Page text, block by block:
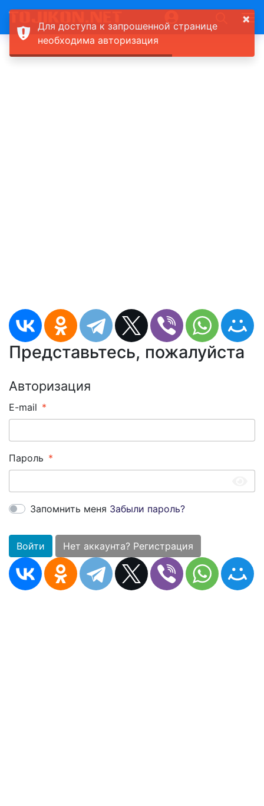
Представьтесь, пожалуйста
Авторизация
E-mail
Пароль
Запомнить меня Забыли пароль?
Войти Нет аккаунта? Регистрация
×
Для доступа к запрошенной странице
необходима авторизация